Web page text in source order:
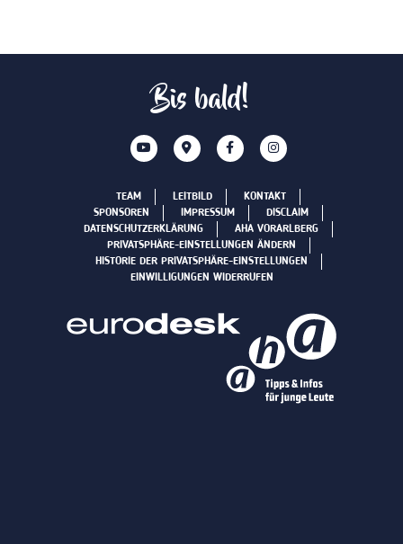
Bis bald!
TEAM LEITBILD
KONTAKT
SPONSOREN
IMPRESSUM
DISCLAIM
DATENSCHUTZERKLÄRUNG
AHA VORARLBERG
PRIVATSPHÄRE-EINSTELLUNGEN ÄNDERN
HISTORIE DER PRIVATSPHÄRE-EINSTELLUNGEN
EINWILLIGUNGEN WIDERRUFEN